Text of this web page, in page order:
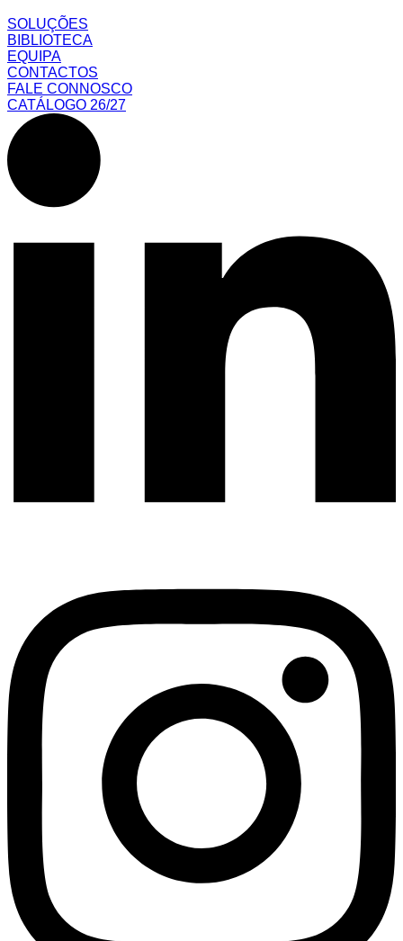
SOLUÇÕES
BIBLIOTECA
EQUIPA
CONTACTOS
FALE CONNOSCO
CATÁLOGO 26/27